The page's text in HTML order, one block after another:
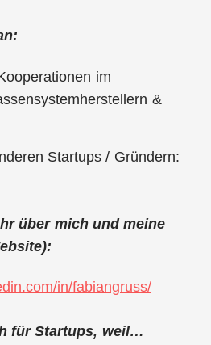
an:
im
&
Startups / Gründern:
über mich und meine
in/fabiangruss/
für Startups, weil…